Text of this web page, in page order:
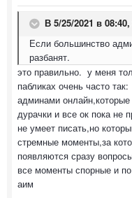
В 5/25/2021 в 08:40,
Если большинство
разбанят.
это правильно. у меня
пабликах очень часто
админами
дурачки и все ок пока не
не умеет писать,но
стремные моменты,за
появляются сразу
все моменты спорные и
аим